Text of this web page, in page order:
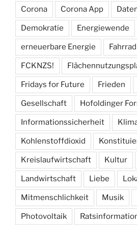
Corona Corona App
Demokratie Energiewende
erneuerbare Energie Fahrrad
FCKNZS!
Fridays for Future Frieden
Gesellschaft Hofoldinger
Informationssicherheit
Kohlenstoffdioxid
Kreislaufwirtschaft Kultur
Landwirtschaft Liebe
Mitmenschlichkeit Musik
Photovoltaik